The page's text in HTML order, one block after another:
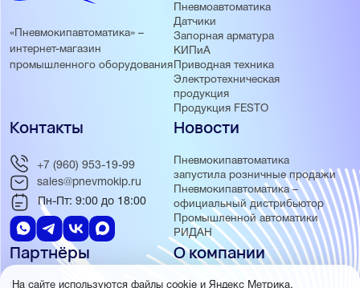
«Пневмокипавтоматика» –
интернет-магазин
промышленного оборудования
Пневмоавтоматика
Датчики
Запорная арматура
КИПиА
Приводная техника
Электротехническая
продукция
Продукция FESTO
Новости
Пневмокипавтоматика
запустила розничные продажи
Пневмокипавтоматика –
официальный дистрибьютор
Промышленной автоматики
РИДАН
Партнёры
ОВЕН
О компании
О нас
Контакты
+7 (960) 953-19-99
sales@pnevmokip.ru
Пн-Пт: 9:00 до 18:00
На сайте используются файлы cookie и Яндекс Метрика.